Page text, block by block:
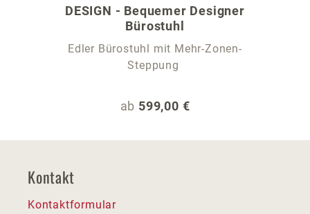
DESIGN - Bequemer Designer
Bürostuhl
Edler Bürostuhl mit Mehr-Zonen-
Steppung
Regulärer Preis:
ab 599,00 €
Kontakt
Kontaktformular